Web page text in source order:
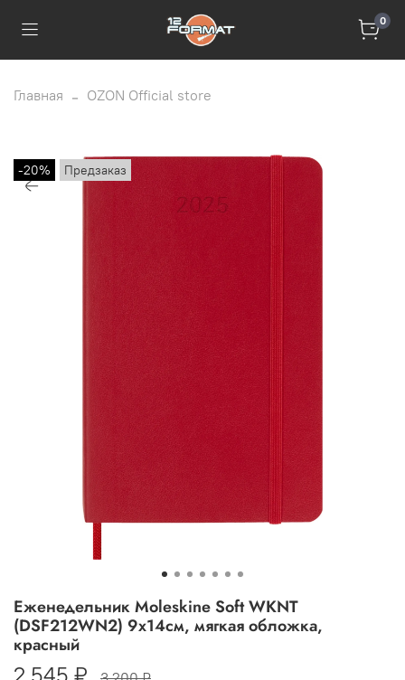
0
Главная OZON Official store
-20% Предзаказ
Еженедельник Moleskine Soft WKNT
(DSF212WN2) 9x14см, мягкая обложка,
красный
2 545 ₽